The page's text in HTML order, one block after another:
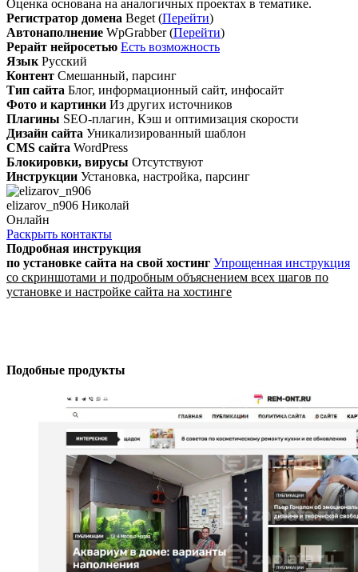
Оценка основана на аналогичных проектах в тематике.
Регистратор домена Beget (Перейти)
Автонаполнение WpGrabber (Перейти)
Рерайт нейросетью Есть возможность
Язык Русский
Контент Смешанный, парсинг
Тип сайта Блог, информационный сайт, инфосайт
Фото и картинки Из других источников
Плагины SEO-плагин, Кэш и оптимизация скорости
Дизайн сайта Уникализированный шаблон
CMS сайта WordPress
Блокировки, вирусы Отсутствуют
Инструкции Установка, настройка, парсинг
elizarov_n906 Николай
Онлайн
Раскрыть контакты
Подробная инструкция
по установке сайта на свой хостинг Упрощенная инструкция
со скриншотами и подробным объяснением всех шагов по
установке и настройке сайта на хостинге
Подобные продукты